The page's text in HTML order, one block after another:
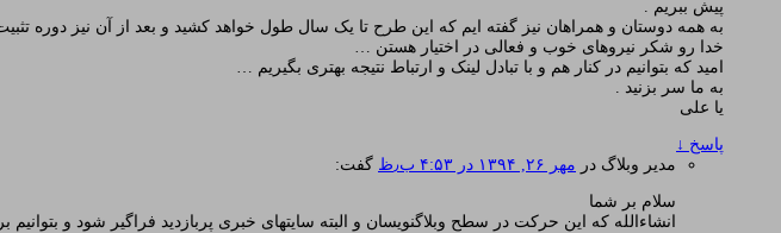
پیش ببریم .
به همه دوستان و همراهان نیز گفته ایم که این طرح تا یک سال طول خواهد کشید و بعد از آن نیز دوره
خدا رو شکر نیروهای خوب و فعالی در اختیار هستن …
امید که بتوانیم در کنار هم و با تبادل لینک و ارتباط نتیجه بهتری بگیریم …
به ما سر بزنید .
یا علی
پاسخ ↓
مدیر وبلاگ در مهر ۲۶, ۱۳۹۴ در ۴:۵۳ ب٫ظ گفت:
سلام بر شما
انشاءالله که این حرکت در سطح وبلاگنویسان و البته سایتهای خبری پربازدید فراگیر شود و بتوانیم